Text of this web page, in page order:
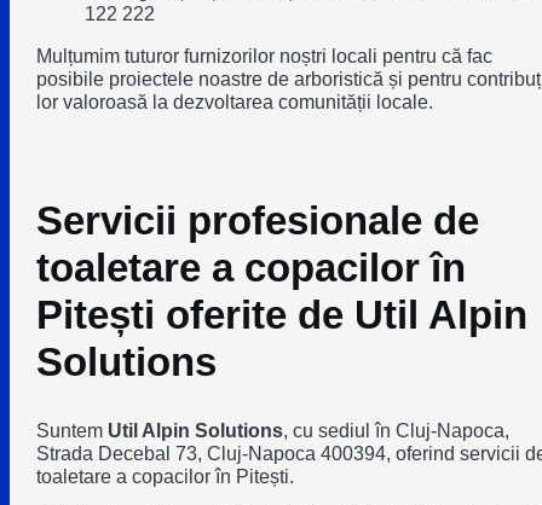
122 222
Mulțumim tuturor furnizorilor noștri locali pentru că fac
posibile proiectele noastre de arboristică și pentru
lor valoroasă la dezvoltarea comunității locale.
Servicii profesionale de
toaletare a copacilor în
Pitești oferite de Util Alpin
Solutions
Suntem Util Alpin Solutions, cu sediul în Cluj-Napoca,
Strada Decebal 73, Cluj-Napoca 400394, oferind servicii
toaletare a copacilor în Pitești.